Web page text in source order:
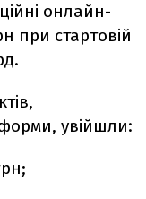
онлайн-
при стартовій
увійшли: